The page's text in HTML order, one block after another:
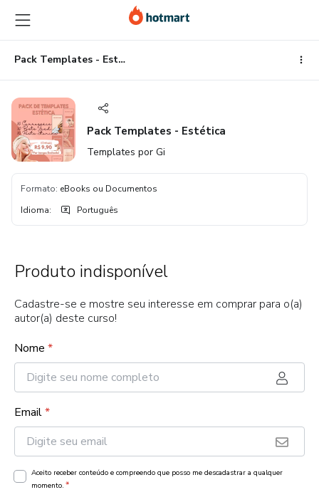
para
o
conteúdo
principal
para
o
pagamento
para
o
rodapé
Pack Templates - Estética
Pack Templates - Estética
Templates por Gi
Formato: eBooks ou Documentos
Idioma: Português
Produto indisponível
Cadastre-se e mostre seu interesse em comprar para o(a)
autor(a) deste curso!
Nome *
Email*
Aceito receber conteúdo e compreendo que posso me descadastrar a qualquer
momento. *